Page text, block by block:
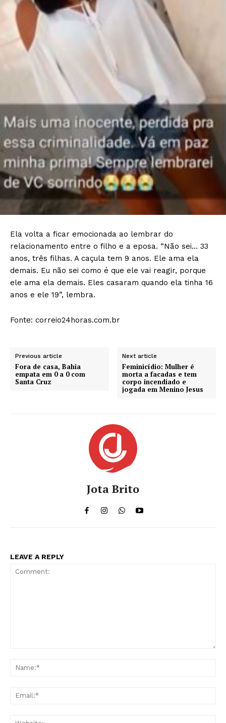
Ela volta a ficar emocionada ao lembrar do
relacionamento entre o filho e a eposa. “Não sei… 33
anos, três filhas. A caçula tem 9 anos. Ele ama ela
demais. Eu não sei como é que ele vai reagir, porque
ele ama ela demais. Eles casaram quando ela tinha 16
anos e ele 19”, lembra.
Fonte: correio24horas.com.br
Previous article
Fora de casa, Bahia
empata em 0 a 0 com
Santa Cruz
Next article
Feminicídio: Mulher é
morta a facadas e tem
corpo incendiado e
jogada em Menino Jesus
Jota Brito
LEAVE A REPLY